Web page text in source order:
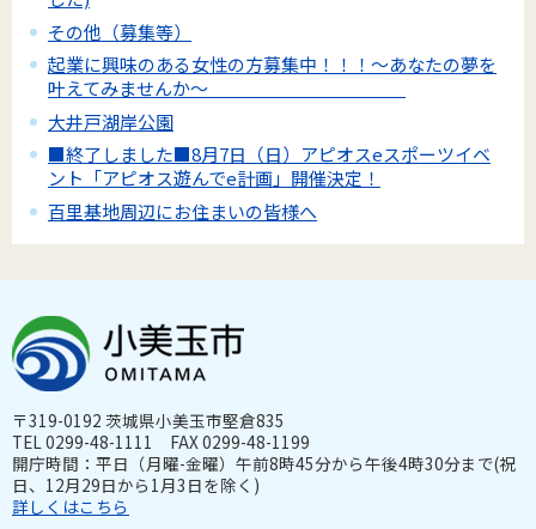
その他（募集等）
起業に興味のある女性の方募集中！！！～あなたの夢を
叶えてみませんか～
大井戸湖岸公園
■終了しました■8月7日（日）アピオスeスポーツイベ
ント「アピオス遊んでe計画」開催決定！
百里基地周辺にお住まいの皆様へ
〒319-0192 茨城県小美玉市堅倉835
TEL 0299-48-1111 FAX 0299-48-1199
開庁時間：平日（月曜-金曜）午前8時45分から午後4時30分まで(祝
日、12月29日から1月3日を除く)
詳しくはこちら